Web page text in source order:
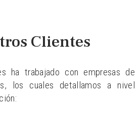
Clientes
ha trabajado con empresas de
los cuales detallamos a nivel